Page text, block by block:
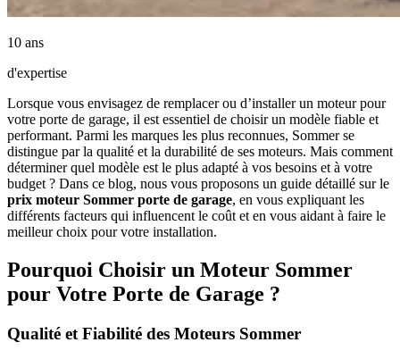
10 ans
d'expertise
Lorsque vous envisagez de remplacer ou d’installer un moteur pour
votre porte de garage, il est essentiel de choisir un modèle fiable et
performant. Parmi les marques les plus reconnues, Sommer se
distingue par la qualité et la durabilité de ses moteurs. Mais comment
déterminer quel modèle est le plus adapté à vos besoins et à votre
budget ? Dans ce blog, nous vous proposons un guide détaillé sur le
prix moteur Sommer porte de garage, en vous expliquant les
différents facteurs qui influencent le coût et en vous aidant à faire le
meilleur choix pour votre installation.
Pourquoi Choisir un Moteur Sommer
pour Votre Porte de Garage ?
Qualité et Fiabilité des Moteurs Sommer